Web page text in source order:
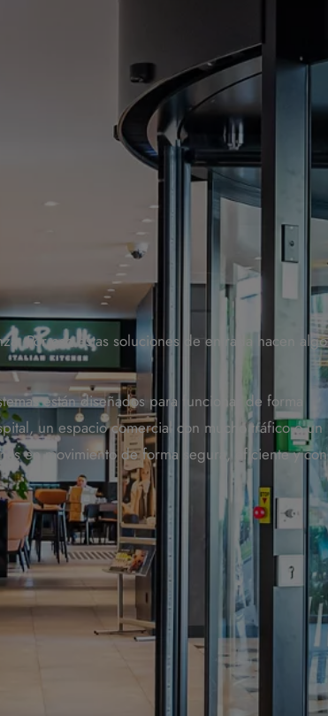
Por eso estas soluciones de entrada hacen algo
están diseñados para funcionar de forma
un espacio comercial con mucho tráfico o un
en movimiento de forma segura, eficiente y con